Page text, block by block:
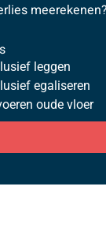
meerekenen?
leggen
egaliseren
oude vloer